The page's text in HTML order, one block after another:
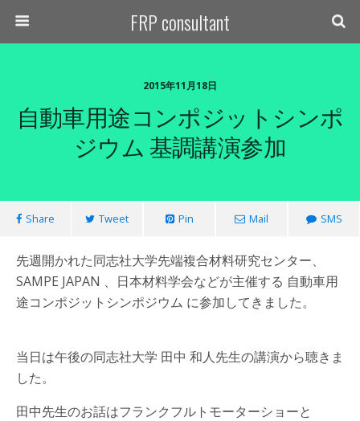
FRP consultant
2015年11月18日
自動車用途コンポジットシンポ
ジウム 基調講演参加
Share Tweet Pin Mail SMS
先週開かれた同志社大学先端複合材料研究センター、
SAMPE JAPAN 、日本材料学会などが主催する 自動車用
途コンポジットシンポジウム に参加してきました。
当日は午後の同志社大学 田中 和人先生の講演から聴きま
した。
田中先生のお話はフランクフルトモーターショーと